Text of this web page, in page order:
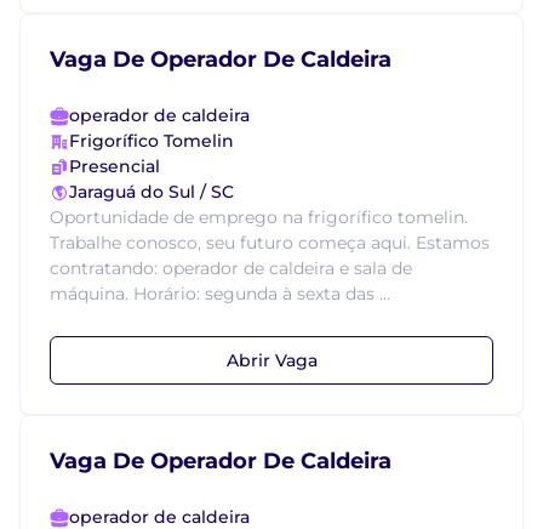
Vaga De Operador De Caldeira
operador de caldeira
Frigorífico Tomelin
Presencial
Jaraguá do Sul / SC
Oportunidade de emprego na frigorífico tomelin.
Trabalhe conosco, seu futuro começa aqui. Estamos
contratando: operador de caldeira e sala de
máquina. Horário: segunda à sexta das ...
Abrir Vaga
Vaga De Operador De Caldeira
operador de caldeira